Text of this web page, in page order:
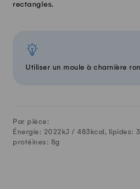
rectangles.
Utiliser un moule à charnière
Par pièce:
Énergie: 2022kJ / 483 kcal, lipides:
protéines: 8g